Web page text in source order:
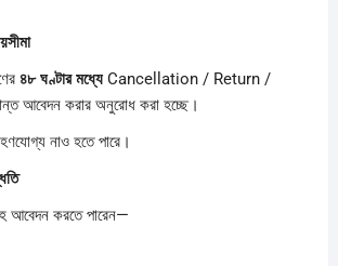
৪৮ঘণ্টারমধ্যেCancellation / Return /
আবেদন করার অনুরোধ করা হচ্ছে।
নাও হতে পারে।
আবেদন করতে পারেন—